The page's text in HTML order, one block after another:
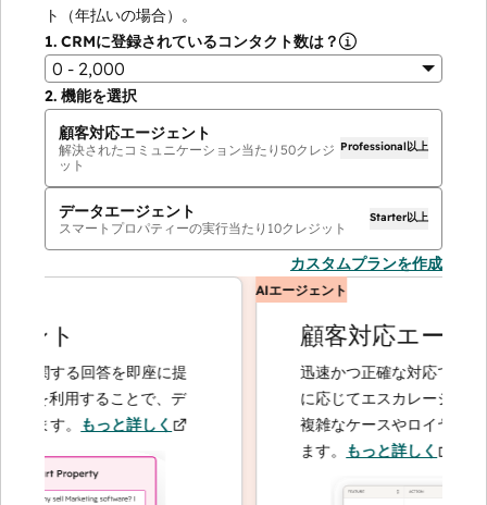
ト（年払いの場合）。
1. CRMに登録されているコンタクト数は？
0 - 2,000
2. 機能を選択
顧客対応エージェント
解決されたコミュニケーション当たり 50クレジ
ット
Professional以上
データエージェント
スマートプロパティーの実行当たり 10クレジット
Starter以上
カスタムプランを作成
する回答を即座に提
利用することで、デ
す。もっと詳しく
AIエージェント
顧客対応エージェ
迅速かつ正確な対応で問い合
に応じてエスカレーションす
複雑なケースやロイヤルティ
ます。もっと詳しく